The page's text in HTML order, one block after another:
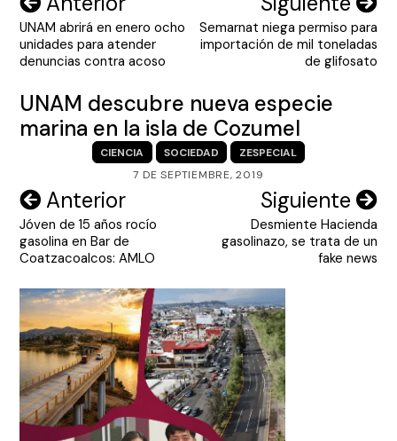
de
entradas
UNAM abrirá en enero ocho
unidades para atender
denuncias contra acoso
Semarnat niega permiso para
importación de mil toneladas
de glifosato
UNAM descubre nueva especie
marina en la isla de Cozumel
CIENCIA SOCIEDAD
ZESPECIAL
7 DE SEPTIEMBRE, 2019
Navegación
de
entradas
Anterior
Jóven de 15 años rocío
gasolina en Bar de
Coatzacoalcos: AMLO
Siguiente
Desmiente Hacienda
gasolinazo, se trata de un
fake news